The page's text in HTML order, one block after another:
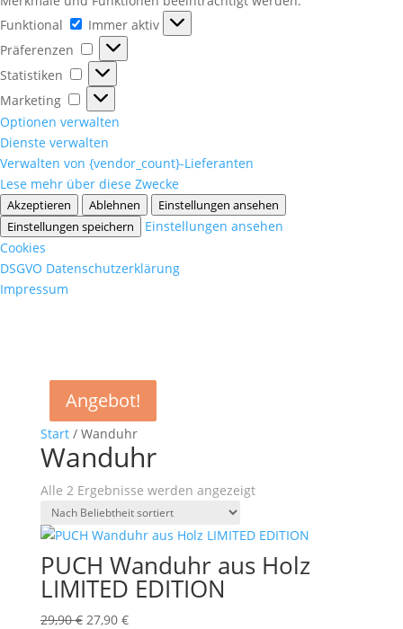
Funktional
Funktional
Immer aktiv
Präferenzen
Präferenzen
Statistiken
Statistiken
Marketing
Marketing
Optionen verwalten
Dienste verwalten
Verwalten von {vendor_count}-Lieferanten
Lese mehr über diese Zwecke
Akzeptieren Ablehnen
Einstellungen ansehen
Einstellungen speichern
Einstellungen ansehen
Cookies
DSGVO Datenschutzerklärung
Impressum
Start/ Wanduhr
Wanduhr
Alle 2 Ergebnisse werden angezeigtNach
sortiert
Angebot!
PUCH Wanduhr aus Holz
LIMITED EDITION
29,90€ Ursprünglicher
27,90 €Aktueller
Angebot!